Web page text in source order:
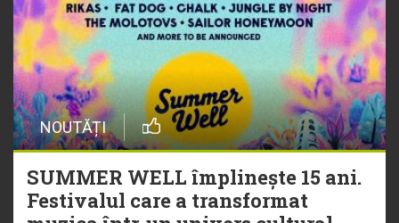
NOUTĂȚI
SUMMER WELL împlinește 15 ani.
Festivalul care a transformat